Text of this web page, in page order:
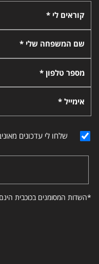
קוראים לי *
שם המשפחה שלי *
מספר טלפון *
אימייל *
שלחו לי עדכונים
*השדות המסומנים בכוכבית